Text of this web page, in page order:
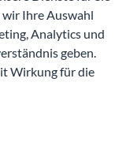
Ihre Auswahl
Analytics und
geben.
Wirkung für die